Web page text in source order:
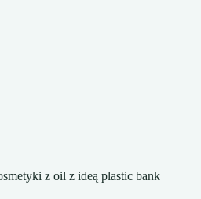
z oil z ideą plastic bank